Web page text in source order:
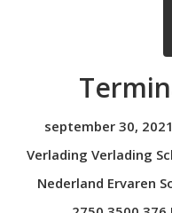
september 30, 2021
Verlading Verlading
Nederland Ervaren